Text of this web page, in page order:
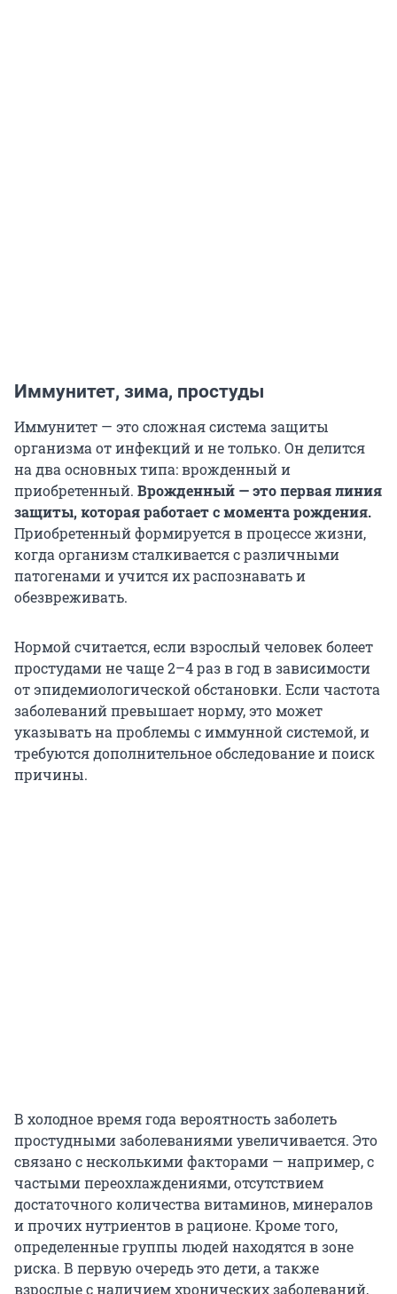
Иммунитет, зима, простуды
Иммунитет — это сложная система защиты
организма от инфекций и не только. Он делится
на два основных типа: врожденный и
приобретенный. Врожденный — это первая линия
защиты, которая работает с момента рождения.
Приобретенный формируется в процессе жизни,
когда организм сталкивается с различными
патогенами и учится их распознавать и
обезвреживать.
Нормой считается, если взрослый человек болеет
простудами не чаще 2–4 раз в год в зависимости
от эпидемиологической обстановки. Если частота
заболеваний превышает норму, это может
указывать на проблемы с иммунной системой, и
требуются дополнительное обследование и поиск
причины.
В холодное время года вероятность заболеть
простудными заболеваниями увеличивается. Это
связано с несколькими факторами — например, с
частыми переохлаждениями, отсутствием
достаточного количества витаминов, минералов
и прочих нутриентов в рационе. Кроме того,
определенные группы людей находятся в зоне
риска. В первую очередь это дети, а также
взрослые с наличием хронических заболеваний,